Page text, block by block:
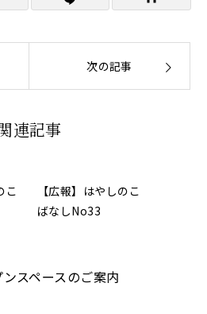
次の記事
連記事
こ
【広報】はやしのこ
ばなしNo33
スペースのご案内